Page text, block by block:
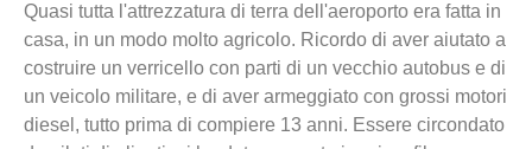
Quasi tutta l'attrezzatura di terra dell'aeroporto era fatta in
casa, in un modo molto agricolo. Ricordo di aver aiutato a
costruire un verricello con parti di un vecchio autobus e di
un veicolo militare, e di aver armeggiato con grossi motori
diesel, tutto prima di compiere 13 anni. Essere circondato